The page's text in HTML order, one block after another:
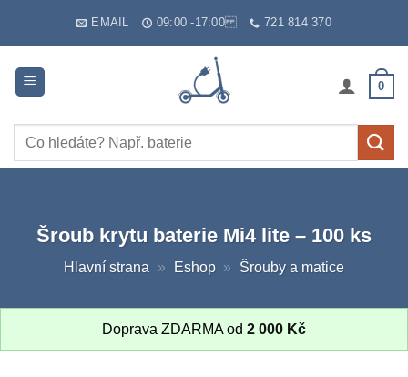
EMAIL 09:00 -17:00 721 814 370
0
Hledat:
Šroub krytu baterie Mi4 lite – 100 ks
Hlavní strana » Eshop » Šrouby a matice
Doprava ZDARMA od 2 000 Kč